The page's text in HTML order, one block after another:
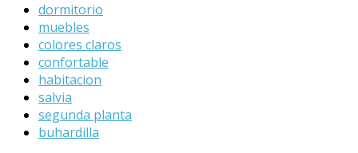
dormitorio
muebles
colores claros
confortable
habitacion
salvia
segunda planta
buhardilla